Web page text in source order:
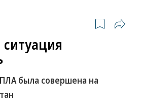
была совершена на